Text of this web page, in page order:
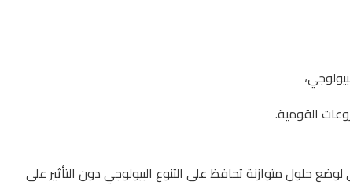
القومية.
حلول متوازنة تحافظ على التنوع البيولوجي دون التأثير على